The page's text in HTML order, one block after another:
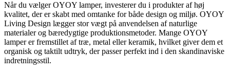
Når du vælger OYOY lamper, investerer du i produkter af høj
kvalitet, der er skabt med omtanke for både design og miljø. OYOY
Living Design lægger stor vægt på anvendelsen af naturlige
materialer og bæredygtige produktionsmetoder. Mange OYOY
lamper er fremstillet af træ, metal eller keramik, hvilket giver dem et
organisk og taktilt udtryk, der passer perfekt ind i den skandinaviske
indretningsstil.